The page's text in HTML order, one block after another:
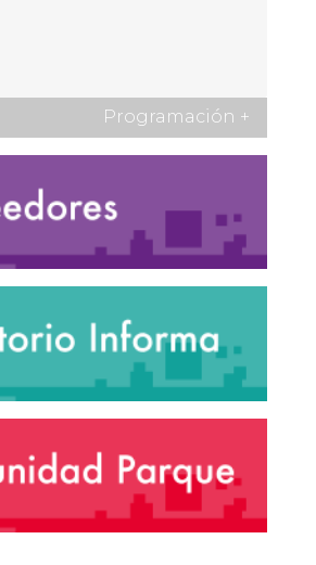
Programación +